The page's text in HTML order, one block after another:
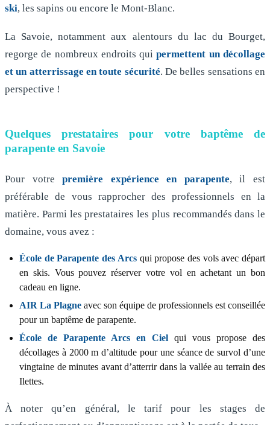
ski, les sapins ou encore le Mont-Blanc.
La Savoie, notamment aux alentours du lac du Bourget,
regorge de nombreux endroits quipermettent un décollage
et un atterrissage en toute sécurité. De belles sensations en
perspective !
Quelques prestataires pour votre baptême de
parapente en Savoie
Pour votrepremière expérience en parapente, il est
préférable de vous rapprocher des professionnels en la
matière. Parmi les prestataires les plus recommandés dans le
domaine, vous avez :
École de Parapente des Arcsqui propose des vols avec départ
en skis. Vous pouvez réserver votre vol en achetant un bon
cadeau en ligne.
AIR La Plagne avec son équipe de professionnels est conseillée
pour un baptême de parapente.
École de Parapente Arcs en Ciel qui vous propose des
décollages à 2000 m d’altitude pour une séance de survol d’une
vingtaine de minutes avant d’atterrir dans la vallée au terrain des
Ilettes.
À noter qu’en général, le tarif pour les stages de